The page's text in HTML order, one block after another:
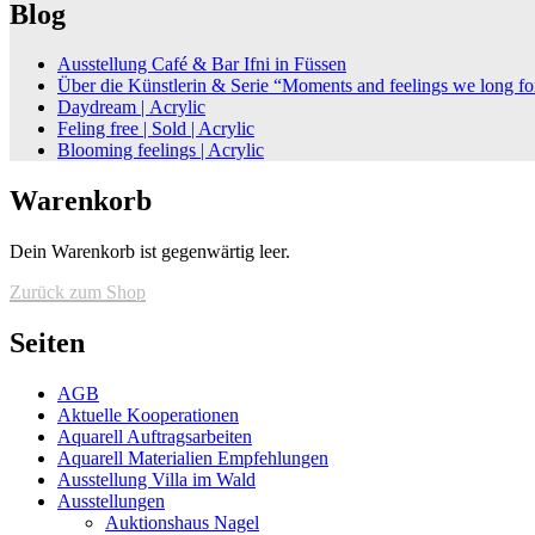
Blog
Ausstellung Café & Bar Ifni in Füssen
Über die Künstlerin & Serie “Moments and feelings we long
Daydream | Acrylic
Feling free | Sold | Acrylic
Blooming feelings | Acrylic
Warenkorb
Dein Warenkorb ist gegenwärtig leer.
Zurück zum Shop
Seiten
AGB
Aktuelle Kooperationen
Aquarell Auftragsarbeiten
Aquarell Materialien Empfehlungen
Ausstellung Villa im Wald
Ausstellungen
Auktionshaus Nagel